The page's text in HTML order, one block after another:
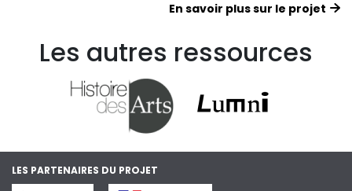
En savoir plus sur le projet
Les autres ressources
LES PARTENAIRES DU PROJET